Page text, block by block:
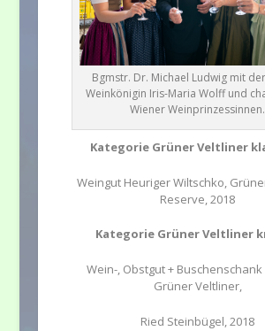
Bgmstr. Dr. Michael Ludwig mit
Weinkönigin Iris-Maria Wolff und
Wiener Weinprinzessinnen.
Kategorie Grüner Veltliner
Weingut Heuriger Wiltschko,
Reserve, 2018
Kategorie Grüner Veltliner
Wein-, Obstgut +
Grüner Veltliner,
Ried Steinbügel, 2018